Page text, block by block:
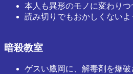
本人も異形のモノに変わり
読み切りでもおかしくない
暗殺教室
ゲスい鷹岡に、解毒剤を爆破